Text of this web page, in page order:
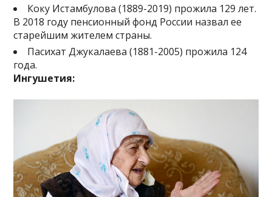
Коку Истамбулова (1889-2019) прожила 129 лет.
В 2018 году пенсионный фонд России назвал ее
старейшим жителем страны.
Пасихат Джукалаева (1881-2005) прожила 124
года.
Ингушетия: